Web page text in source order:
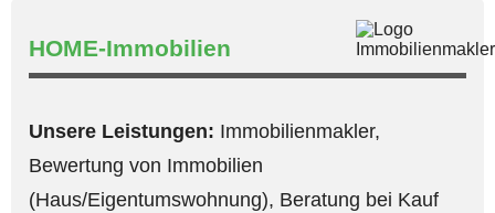
HOME-Immobilien
Unsere Leistungen: Immobilienmakler,
Bewertung von Immobilien
(Haus/Eigentumswohnung), Beratung bei Kauf